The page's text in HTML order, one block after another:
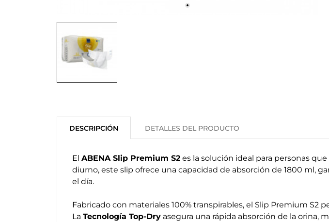
DESCRIPCIÓN DETALLES DEL PRODUCTO
El ABENA Slip Premium S2 es la solución ideal para personas
diurno, este slip ofrece una capacidad de absorción de 1800 ml,
el día.
Fabricado con materiales 100% transpirables, el Slip Premium
La Tecnología Top-Dry asegura una rápida absorción de la orina,